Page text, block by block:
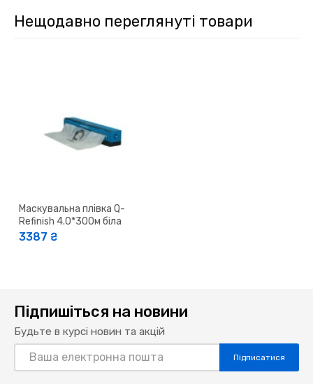
Нещодавно переглянуті товари
Маскувальна плівка Q-
Refinish 4.0*300м біла
3387 ₴
Підпишіться на новини
Будьте в курсі новин та акцій
Підписатися